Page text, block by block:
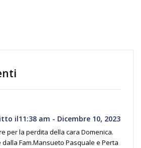
il11:38 am - Dicembre 10, 2023
per la perdita della cara Domenica.
Fam.Mansueto Pasquale e Perta